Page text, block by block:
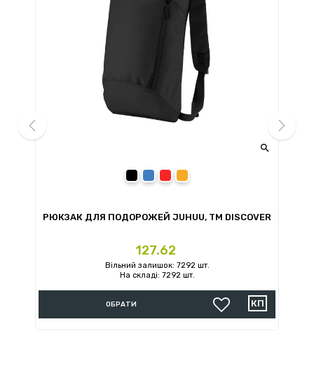

РЮКЗАК ДЛЯ ПОДОРОЖЕЙ JUHUU, ТМ DISCOVER
Ціна
127.62
Вільний залишок: 7292 шт.
На складі: 7292 шт.
ОБРАТИ